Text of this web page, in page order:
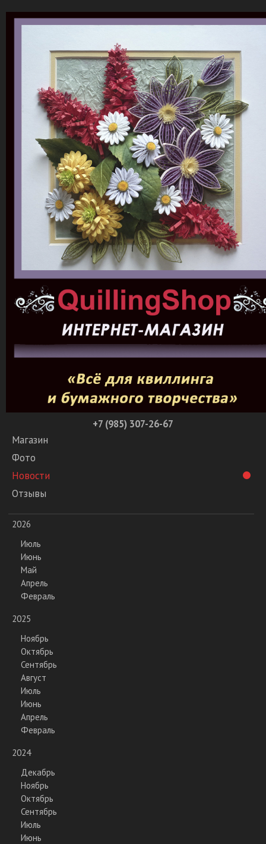
+7 (985) 307-26-67
Магазин
Фото
Новости
Отзывы
2026
Июль
Июнь
Май
Апрель
Февраль
2025
Ноябрь
Октябрь
Сентябрь
Август
Июль
Июнь
Апрель
Февраль
2024
Декабрь
Ноябрь
Октябрь
Сентябрь
Июль
Июнь